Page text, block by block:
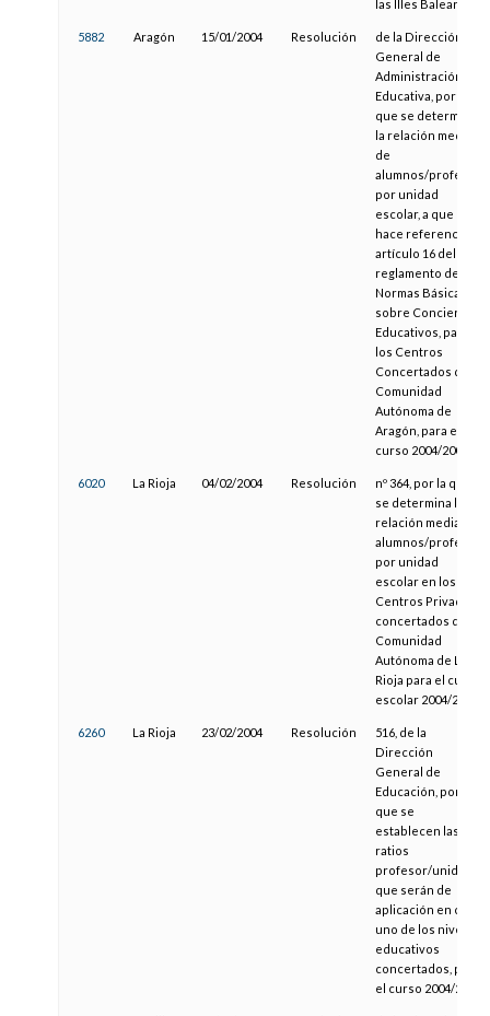
las Illes Balears
5882 Aragón 15/01/2004 Resolución
de la Dirección
General de
Administración
Educativa, por la
que se determina
la relación media
de
alumnos/profesor
por unidad
escolar, a que
hace referencia el
artículo 16 del
reglamento de
Normas Básicas
sobre Conciertos
Educativos, para
los Centros
Concertados de la
Comunidad
Autónoma de
Aragón, para el
curso 2004/2005
6020 La Rioja 04/02/2004 Resolución
nº 364, por la que
se determina la
relación media
alumnos/profesor
por unidad
escolar en los
Centros Privados
concertados de la
Comunidad
Autónoma de La
Rioja para el curso
escolar 2004/2005
6260 La Rioja 23/02/2004 Resolución
516, de la
Dirección
General de
Educación, por la
que se
establecen las
ratios
profesor/unidad
que serán de
aplicación en cada
uno de los niveles
educativos
concertados, para
el curso 2004/2005